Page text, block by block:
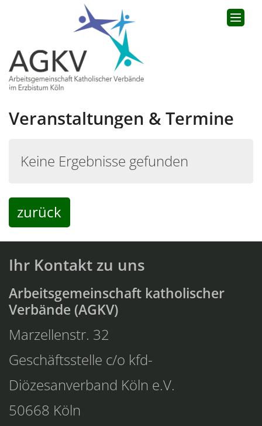
Zum Inhalt springen
Veranstaltungen & Termine
Keine Ergebnisse gefunden
zurück
Ihr Kontakt zu uns
Arbeitsgemeinschaft katholischer
Verbände (AGKV)
Marzellenstr. 32
Geschäftsstelle c/o kfd-
Diözesanverband Köln e.V.
50668 Köln